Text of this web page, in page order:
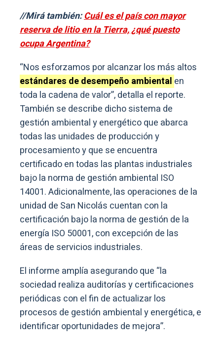
//Mirá también:Cuál es el país con mayor
reserva de litio en la Tierra, ¿qué puesto
ocupa Argentina?
“Nos esforzamos por alcanzar los más altos
estándares de desempeño ambiental en
toda la cadena de valor”, detalla el reporte.
También se describe dicho sistema de
gestión ambiental y energético que abarca
todas las unidades de producción y
procesamiento y que se encuentra
certificado en todas las plantas industriales
bajo la norma de gestión ambiental ISO
14001. Adicionalmente, las operaciones de la
unidad de San Nicolás cuentan con la
certificación bajo la norma de gestión de la
energía ISO 50001, con excepción de las
áreas de servicios industriales.
El informe amplía asegurando que “la
sociedad realiza auditorías y certificaciones
periódicas con el fin de actualizar los
procesos de gestión ambiental y energética, e
identificar oportunidades de mejora”.